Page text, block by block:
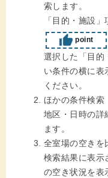
索します。
「目的・施設」
point
選択した「目的
い条件の横に表
ください。
ほかの条件検索
地区・日時の詳
ます。
全室場の空きを
検索結果に表示
の空き状況を表